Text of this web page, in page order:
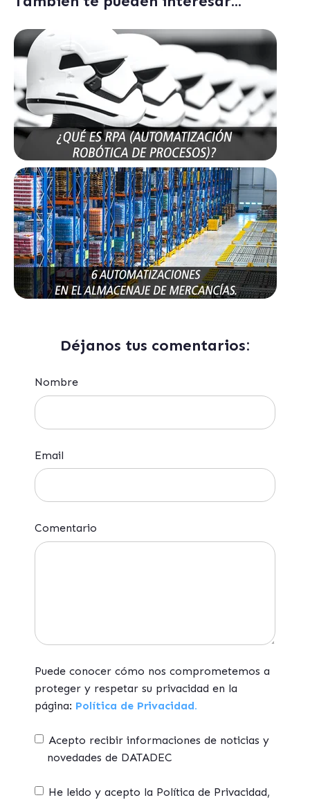
Déjanos tus comentarios:
Nombre
Email
Comentario
Puede conocer cómo nos comprometemos a
proteger y respetar su privacidad en la
página: Política de Privacidad.
Acepto recibir informaciones de noticias y
novedades de DATADEC
He leido y acepto la Política de Privacidad,